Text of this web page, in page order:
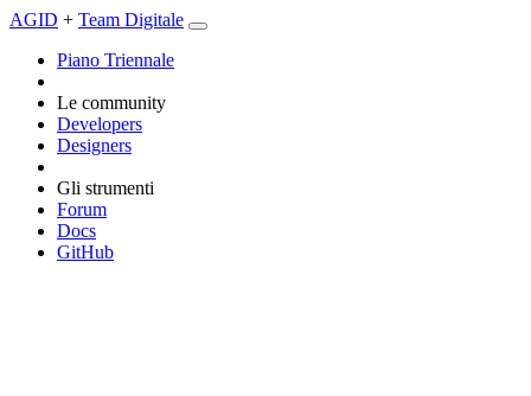
AGID + Team Digitale
Piano Triennale
Le community
Developers
Designers
Gli strumenti
Forum
Docs
GitHub